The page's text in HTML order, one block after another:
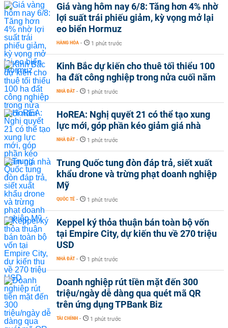
Giá vàng hôm nay 6/8: Tăng hơn 4% nhờ
lợi suất trái phiếu giảm, kỳ vọng mở lại
eo biển Hormuz
HÀNG HÓA - 1 phút trước
Kinh Bắc dự kiến cho thuê tối thiểu 100
ha đất công nghiệp trong nửa cuối năm
NHÀ ĐẤT - 1 phút trước
HoREA: Nghị quyết 21 có thể tạo xung
lực mới, góp phần kéo giảm giá nhà
NHÀ ĐẤT - 1 phút trước
Trung Quốc tung đòn đáp trả, siết xuất
khẩu drone và trừng phạt doanh nghiệp
Mỹ
QUỐC TẾ - 1 phút trước
Keppel ký thỏa thuận bán toàn bộ vốn
tại Empire City, dự kiến thu về 270 triệu
USD
NHÀ ĐẤT - 1 phút trước
Doanh nghiệp rút tiền mặt đến 300
triệu/ngày dễ dàng qua quét mã QR
trên ứng dụng TPBank Biz
TÀI CHÍNH - 1 phút trước